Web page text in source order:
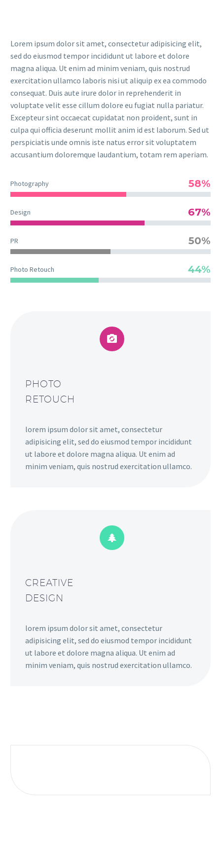
Lorem ipsum dolor sit amet, consectetur adipisicing elit,
sed do eiusmod tempor incididunt ut labore et dolore
magna aliqua. Ut enim ad minim veniam, quis nostrud
exercitation ullamco laboris nisi ut aliquip ex ea commodo
consequat. Duis aute irure dolor in reprehenderit in
voluptate velit esse cillum dolore eu fugiat nulla pariatur.
Excepteur sint occaecat cupidatat non proident, sunt in
culpa qui officia deserunt mollit anim id est laborum. Sed ut
perspiciatis unde omnis iste natus error sit voluptatem
accusantium doloremque laudantium, totam rem aperiam.
Photography 58%
Design 67%
PR 50%
Photo Retouch 44%


PHOTO
RETOUCH
lorem ipsum dolor sit amet, consectetur
adipisicing elit, sed do eiusmod tempor incididunt
ut labore et dolore magna aliqua. Ut enim ad
minim veniam, quis nostrud exercitation ullamco.


CREATIVE
DESIGN
lorem ipsum dolor sit amet, consectetur
adipisicing elit, sed do eiusmod tempor incididunt
ut labore et dolore magna aliqua. Ut enim ad
minim veniam, quis nostrud exercitation ullamco.